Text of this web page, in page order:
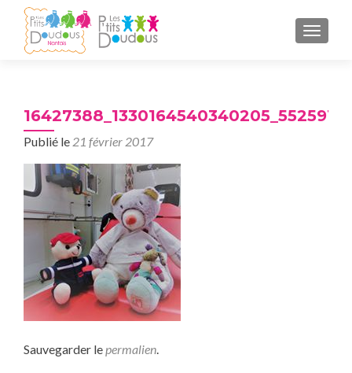
Publié le 21 février 2017
Sauvegarder lepermalien.